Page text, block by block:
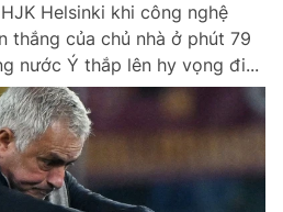
Helsinki khi công nghệ
thắng của chủ nhà ở phút 79
nước Ý thắp lên hy vọng đi...